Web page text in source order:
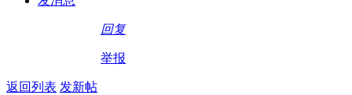
回复
举报
返回列表 发新帖